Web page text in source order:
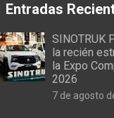
Entradas
SINOTRUK
la recién
la Expo
2026
7 de agosto